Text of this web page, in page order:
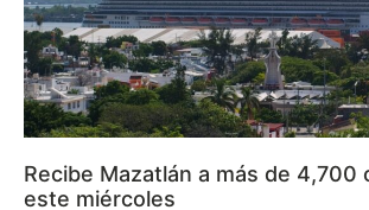
Recibe Mazatlán a más de 4,700
este miércoles